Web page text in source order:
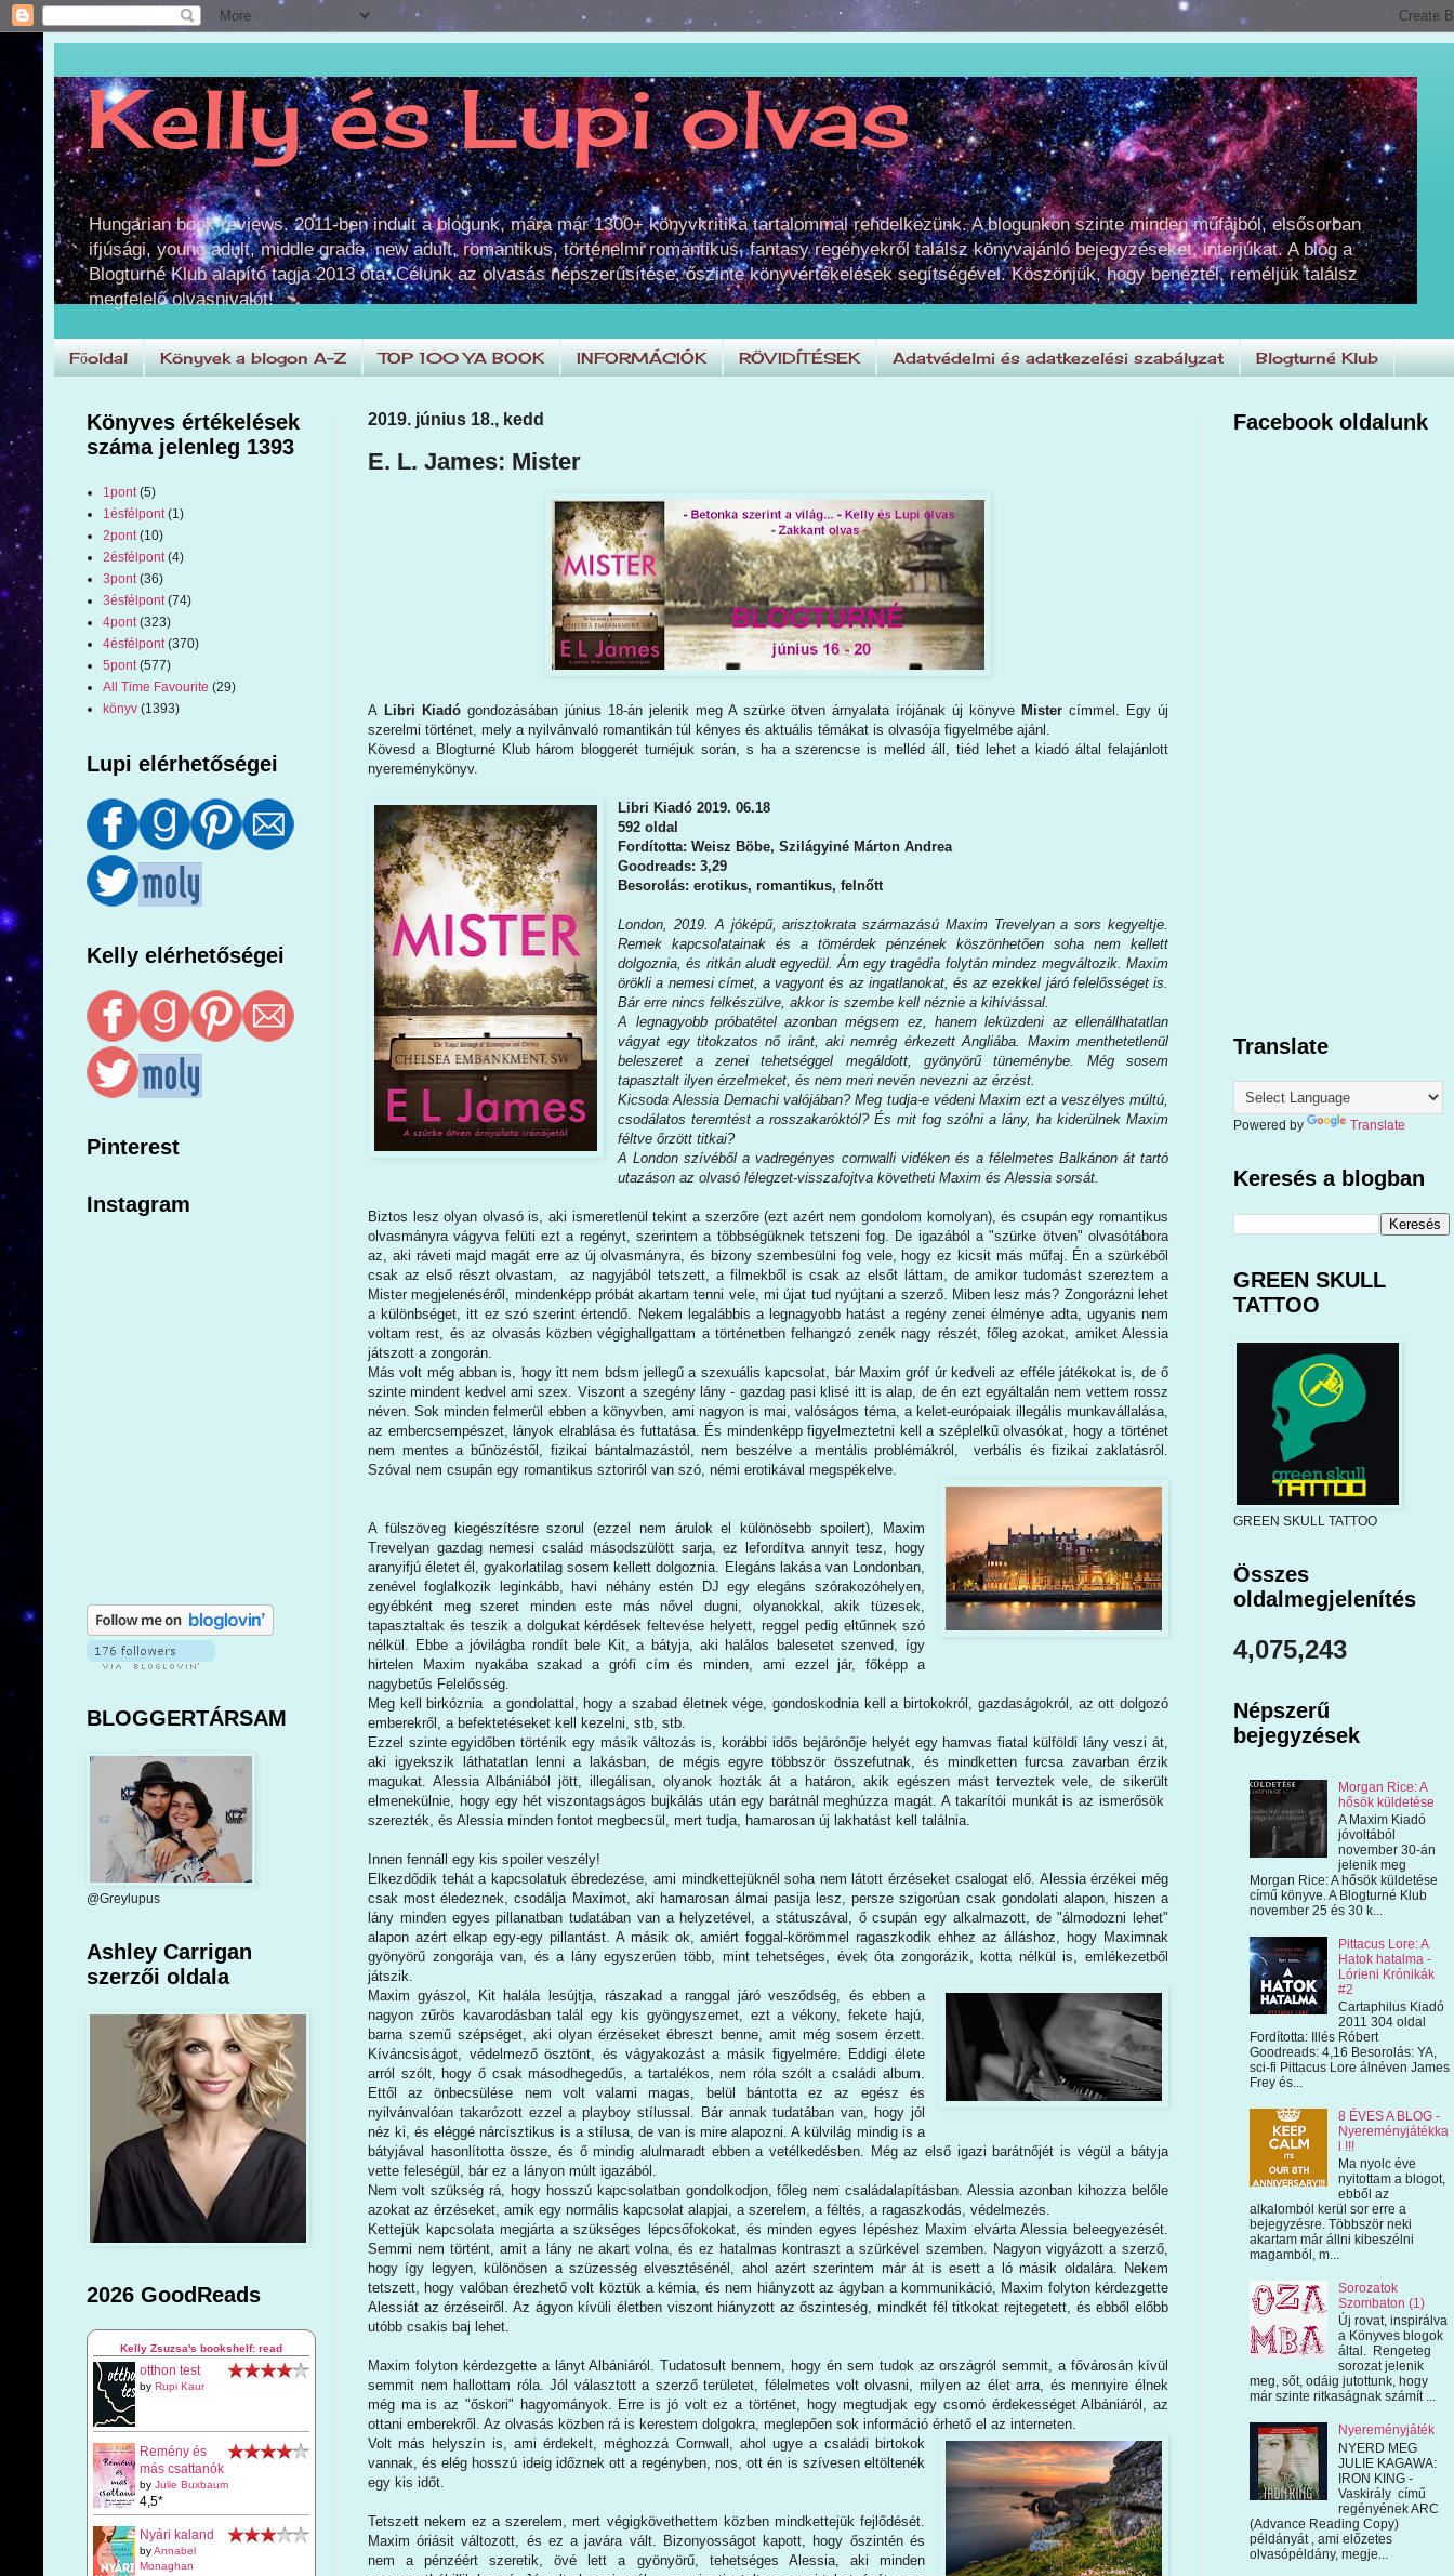
Kelly és Lupi olvas
Hungarian book reviews. 2011-ben indult a blogunk, mára már 1300+ könyvkritika tartalommal rendelkezünk. A blogunkon szinte minden műfajból, elsősorban
ifjúsági, young adult, middle grade, new adult, romantikus, történelmi romantikus, fantasy regényekről találsz könyvajánló bejegyzéseket, interjúkat. A blog a
Blogturné Klub alapító tagja 2013 óta. Célunk az olvasás népszerűsítése, őszinte könyvértékelések segítségével. Köszönjük, hogy benéztél, reméljük találsz
megfelelő olvasnivalót!
Főoldal Könyvek a blogon A-Z TOP 100 YA BOOK INFORMÁCIÓK RÖVIDÍTÉSEK Adatvédelmi és adatkezelési szabályzat Blogturné Klub
2019. június 18., kedd
E. L. James: Mister
A Libri Kiadógondozásában június 18-án jelenik meg A szürke ötven árnyalata írójának új könyve Mistercímmel. Egy új
szerelmi történet, mely a nyilvánvaló romantikán túl kényes és aktuális témákat is olvasója figyelmébe ajánl.
Kövesd a Blogturné Klub három bloggerét turnéjuk során, s ha a szerencse is melléd áll, tiéd lehet a kiadó által felajánlott
nyereménykönyv.
Libri Kiadó 2019. 06.18
592 oldal
Fordította: Weisz Böbe, Szilágyiné Márton Andrea
Goodreads: 3,29
Besorolás: erotikus, romantikus, felnőtt
London, 2019. A jóképű, arisztokrata származású Maxim Trevelyan a sors kegyeltje.
Remek kapcsolatainak és a tömérdek pénzének köszönhetően soha nem kellett
dolgoznia, és ritkán aludt egyedül. Ám egy tragédia folytán mindez megváltozik. Maxim
örökli a nemesi címet, a vagyont és az ingatlanokat, és az ezekkel járó felelősséget is.
Bár erre nincs felkészülve, akkor is szembe kell néznie a kihívással.
A legnagyobb próbatétel azonban mégsem ez, hanem leküzdeni az ellenállhatatlan
vágyat egy titokzatos nő iránt, aki nemrég érkezett Angliába. Maxim menthetetlenül
beleszeret a zenei tehetséggel megáldott, gyönyörű tüneménybe. Még sosem
tapasztalt ilyen érzelmeket, és nem meri nevén nevezni az érzést.
Kicsoda Alessia Demachi valójában? Meg tudja-e védeni Maxim ezt a veszélyes múltú,
csodálatos teremtést a rosszakaróktól? És mit fog szólni a lány, ha kiderülnek Maxim
féltve őrzött titkai?
A London szívéből a vadregényes cornwalli vidéken és a félelmetes Balkánon át tartó
utazáson az olvasó lélegzet-visszafojtva követheti Maxim és Alessia sorsát.
Biztos lesz olyan olvasó is, aki ismeretlenül tekint a szerzőre (ezt azért nem gondolom komolyan), és csupán egy romantikus
olvasmányra vágyva felüti ezt a regényt, szerintem a többségüknek tetszeni fog. De igazából a "szürke ötven" olvasótábora
az, aki ráveti majd magát erre az új olvasmányra, és bizony szembesülni fog vele, hogy ez kicsit más műfaj. Én a szürkéből
csak az első részt olvastam, az nagyjából tetszett, a filmekből is csak az elsőt láttam, de amikor tudomást szereztem a
Mister megjelenéséről, mindenképp próbát akartam tenni vele, mi újat tud nyújtani a szerző. Miben lesz más? Zongorázni lehet
a különbséget, itt ez szó szerint értendő. Nekem legalábbis a legnagyobb hatást a regény zenei élménye adta, ugyanis nem
voltam rest, és az olvasás közben végighallgattam a történetben felhangzó zenék nagy részét, főleg azokat, amiket Alessia
játszott a zongorán.
Más volt még abban is, hogy itt nem bdsm jellegű a szexuális kapcsolat, bár Maxim gróf úr kedveli az efféle játékokat is, de ő
szinte mindent kedvel ami szex. Viszont a szegény lány - gazdag pasi klisé itt is alap, de én ezt egyáltalán nem vettem rossz
néven. Sok minden felmerül ebben a könyvben, ami nagyon is mai, valóságos téma, a kelet-európaiak illegális munkavállalása,
az embercsempészet, lányok elrablása és futtatása. És mindenképp figyelmeztetni kell a széplelkű olvasókat, hogy a történet
nem mentes a bűnözéstől, fizikai bántalmazástól, nem beszélve a mentális problémákról, verbális és fizikai zaklatásról.
Szóval nem csupán egy romantikus sztoriról van szó, némi erotikával megspékelve.
A fülszöveg kiegészítésre szorul (ezzel nem árulok el különösebb spoilert), Maxim
Trevelyan gazdag nemesi család másodszülött sarja, ez lefordítva annyit tesz, hogy
aranyifjú életet él, gyakorlatilag sosem kellett dolgoznia. Elegáns lakása van Londonban,
zenével foglalkozik leginkább, havi néhány estén DJ egy elegáns szórakozóhelyen,
egyébként meg szeret minden este más nővel dugni, olyanokkal, akik tüzesek,
tapasztaltak és teszik a dolgukat kérdések feltevése helyett, reggel pedig eltűnnek szó
nélkül. Ebbe a jóvilágba rondít bele Kit, a bátyja, aki halálos balesetet szenved, így
hirtelen Maxim nyakába szakad a grófi cím és minden, ami ezzel jár, főképp a
nagybetűs Felelősség.
Meg kell birkóznia a gondolattal, hogy a szabad életnek vége, gondoskodnia kell a birtokokról, gazdaságokról, az ott dolgozó
emberekről, a befektetéseket kell kezelni, stb, stb.
Ezzel szinte egyidőben történik egy másik változás is, korábbi idős bejárónője helyét egy hamvas fiatal külföldi lány veszi át,
aki igyekszik láthatatlan lenni a lakásban, de mégis egyre többször összefutnak, és mindketten furcsa zavarban érzik
magukat. Alessia Albániából jött, illegálisan, olyanok hozták át a határon, akik egészen mást terveztek vele, de sikerült
elmenekülnie, hogy egy hét viszontagságos bujkálás után egy barátnál meghúzza magát. A takarítói munkát is az ismerősök
szerezték, és Alessia minden fontot megbecsül, mert tudja, hamarosan új lakhatást kell találnia.
Innen fennáll egy kis spoiler veszély!
Elkezdődik tehát a kapcsolatuk ébredezése, ami mindkettejüknél soha nem látott érzéseket csalogat elő. Alessia érzékei még
csak most éledeznek, csodálja Maximot, aki hamarosan álmai pasija lesz, persze szigorúan csak gondolati alapon, hiszen a
lány minden egyes pillanatban tudatában van a helyzetével, a státuszával, ő csupán egy alkalmazott, de "álmodozni lehet"
alapon azért elkap egy-egy pillantást. A másik ok, amiért foggal-körömmel ragaszkodik ehhez az álláshoz, hogy Maximnak
gyönyörű zongorája van, és a lány egyszerűen több, mint tehetséges, évek óta zongorázik, kotta nélkül is, emlékezetből
játszik.
Maxim gyászol, Kit halála lesújtja, rászakad a ranggal járó vesződség, és ebben a
nagyon zűrös kavarodásban talál egy kis gyöngyszemet, ezt a vékony, fekete hajú,
barna szemű szépséget, aki olyan érzéseket ébreszt benne, amit még sosem érzett.
Kíváncsiságot, védelmező ösztönt, és vágyakozást a másik figyelmére. Eddigi élete
arról szólt, hogy ő csak másodhegedűs, a tartalékos, nem róla szólt a családi album.
Ettől az önbecsülése nem volt valami magas, belül bántotta ez az egész és
nyilvánvalóan takarózott ezzel a playboy stílussal. Bár annak tudatában van, hogy jól
néz ki, és eléggé nárcisztikus is a stílusa, de van is mire alapozni. A külvilág mindig is a
bátyjával hasonlította össze, és ő mindig alulmaradt ebben a vetélkedésben. Még az első igazi barátnőjét is végül a bátyja
vette feleségül, bár ez a lányon múlt igazából.
Nem volt szükség rá, hogy hosszú kapcsolatban gondolkodjon, főleg nem családalapításban. Alessia azonban kihozza belőle
azokat az érzéseket, amik egy normális kapcsolat alapjai, a szerelem, a féltés, a ragaszkodás, védelmezés.
Kettejük kapcsolata megjárta a szükséges lépcsőfokokat, és minden egyes lépéshez Maxim elvárta Alessia beleegyezését.
Semmi nem történt, amit a lány ne akart volna, és ez hatalmas kontraszt a szürkével szemben. Nagyon vigyázott a szerző,
hogy így legyen, különösen a szüzesség elvesztésénél, ahol azért szerintem már át is esett a ló másik oldalára. Nekem
tetszett, hogy valóban érezhető volt köztük a kémia, és nem hiányzott az ágyban a kommunikáció, Maxim folyton kérdezgette
Alessiát az érzéseiről. Az ágyon kívüli életben viszont hiányzott az őszinteség, mindkét fél titkokat rejtegetett, és ebből előbb
utóbb csakis baj lehet.
Maxim folyton kérdezgette a lányt Albániáról. Tudatosult bennem, hogy én sem tudok az országról semmit, a fővárosán kívül
semmit nem hallottam róla. Jól választott a szerző területet, félelmetes volt olvasni, milyen az élet arra, és mennyire élnek
még ma is az "őskori" hagyományok. Erre is jó volt ez a történet, hogy megtudjak egy csomó érdekességet Albániáról, az
ottani emberekről. Az olvasás közben rá is kerestem dolgokra, meglepően sok információ érhető el az interneten.
Volt más helyszín is, ami érdekelt, méghozzá Cornwall, ahol ugye a családi birtokok
vannak, és elég hosszú ideig időznek ott a regényben, nos, ott én is szívesen eltöltenék
egy kis időt.
Tetszett nekem ez a szerelem, mert végigkövethettem közben mindkettejük fejlődését.
Maxim óriásit változott, és ez a javára vált. Bizonyosságot kapott, hogy őszintén és
nem a pénzéért szeretik, övé lett a gyönyörű, tehetséges Alessia, aki minden
Könyves értékelések
száma jelenleg 1393
1pont (5)
1ésfélpont (1)
2pont (10)
2ésfélpont (4)
3pont (36)
3ésfélpont (74)
4pont (323)
4ésfélpont (370)
5pont (577)
All Time Favourite (29)
könyv (1393)
Lupi elérhetőségei
Kelly elérhetőségei
Pinterest
Instagram
BLOGGERTÁRSAM
@Greylupus
Ashley Carrigan
szerzői oldala
2026 GoodReads
Kelly Zsuzsa's bookshelf: read
otthon test
by Rupi Kaur
Remény és
más csattanók
by Julie Buxbaum
4,5*
Nyári kaland
byAnnabel
Monaghan
Facebook oldalunk
Translate
Powered by Translate
Keresés a blogban
GREEN SKULL
TATTOO
GREEN SKULL TATTOO
Összes
oldalmegjelenítés
4,075,243
Népszerű
bejegyzések
Morgan Rice: A
hősök küldetése
A Maxim Kiadó
jóvoltából
november 30-án
jelenik meg
Morgan Rice: A hősök küldetése
című könyve. A Blogturné Klub
november 25 és 30 k...
Pittacus Lore: A
Hatok hatalma -
Lórieni Krónikák
#2
Cartaphilus Kiadó
2011 304 oldal
Fordította: Illés Róbert
Goodreads: 4,16 Besorolás: YA,
sci-fi Pittacus Lore álnéven James
Frey és...
8 ÉVES A BLOG -
Nyereményjátékka
l !!!
Ma nyolc éve
nyitottam a blogot,
ebből az
alkalomból kerül sor erre a
bejegyzésre. Többször neki
akartam már állni kibeszélni
magamból, m...
Sorozatok
Szombaton (1)
Új rovat, inspirálva
a Könyves blogok
által. Rengeteg
sorozat jelenik
meg, sőt, odáig jutottunk, hogy
már szinte ritkaságnak számít ...
Nyereményjáték
NYERD MEG
JULIE KAGAWA:
IRON KING -
Vaskirály című
regényének ARC
(Advance Reading Copy)
példányát , ami előzetes
olvasópéldány, megje...